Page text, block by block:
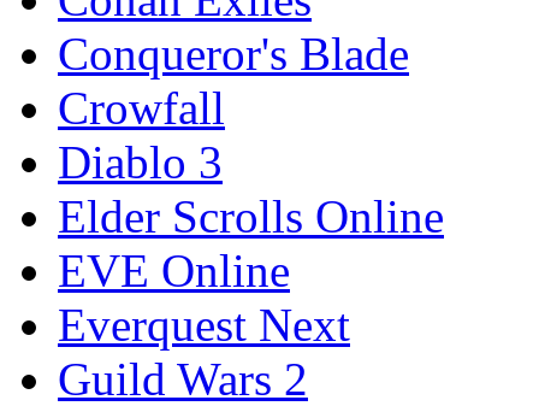
Conqueror's Blade
Crowfall
Diablo 3
Elder Scrolls Online
EVE Online
Everquest Next
Guild Wars 2